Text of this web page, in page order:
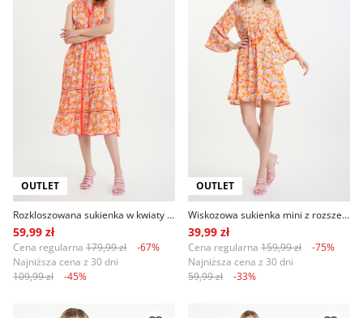
OUTLET
Rozkloszowana sukienka w kwiaty z kontrastową lamówką
59,99 zł
Cena regularna 179,99 zł
-67%
Najniższa cena z 30 dni
109,99 zł
-45%
OUTLET
Wiskozowa sukienka mini z rozszerzanymi rękawami
39,99 zł
Cena regularna 159,99 zł
-75%
Najniższa cena z 30 dni
59,99 zł
-33%